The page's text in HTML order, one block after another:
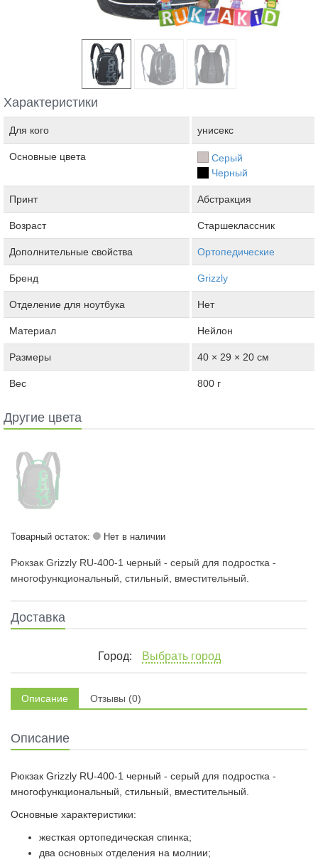
Характеристики
Для кого унисекс
Основные цвета
Серый
Черный
Принт Абстракция
Возраст Старшеклассник
Дополнительные свойства Ортопедические
Бренд Grizzly
Отделение для ноутбука Нет
Материал Нейлон
Размеры 40 × 29 × 20 см
Вес 800 г
Другие цвета
Товарный остаток: Нет в наличии
Рюкзак Grizzly RU-400-1 черный - серый для подростка -
многофункциональный, стильный, вместительный.
Доставка
Город: Выбрать город
Описание Отзывы (0)
Описание
Рюкзак Grizzly RU-400-1 черный - серый для подростка -
многофункциональный, стильный, вместительный.
Основные характеристики:
жесткая ортопедическая спинка;
два основных отделения на молнии;